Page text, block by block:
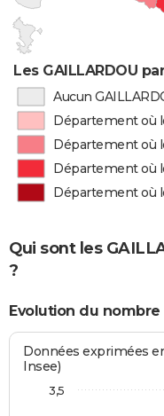
Les GAILLARDOU
Aucun
Département où
Département où
Département où
Département où
Qui sont les
?
Evolution du nombre
Données exprimées
Insee)
3,5